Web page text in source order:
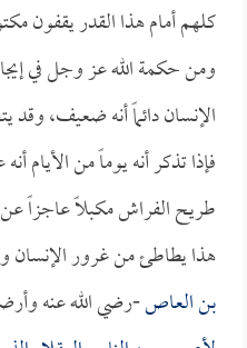
كلهم أمام هذا القدر يقفون
ومن حكمة الله عز وجل في
الإنسان دائماً أنه ضعيف، وقد
فإذا تذكر أنه يوماً من
طريح الفراش مكبلاً عاجزاً
هذا يطاطئ من غرور الإنسان
بن العاص-رضي الله عنه